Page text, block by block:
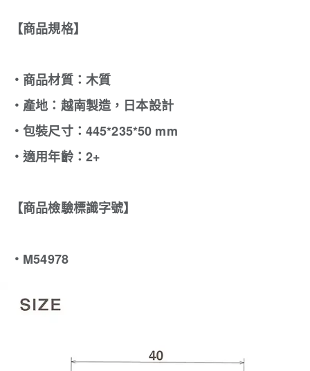
【商品規格】
‧商品材質：木質
‧產地：越南製造，日本設計
‧包裝尺寸：445*235*50 mm
‧適用年齡：2+
【商品檢驗標識字號】
・M54978